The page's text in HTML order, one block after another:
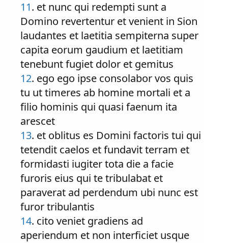
11. et nunc qui redempti sunt a
Domino revertentur et venient in Sion
laudantes et laetitia sempiterna super
capita eorum gaudium et laetitiam
tenebunt fugiet dolor et gemitus
12. ego ego ipse consolabor vos quis
tu ut timeres ab homine mortali et a
filio hominis qui quasi faenum ita
arescet
13. et oblitus es Domini factoris tui qui
tetendit caelos et fundavit terram et
formidasti iugiter tota die a facie
furoris eius qui te tribulabat et
paraverat ad perdendum ubi nunc est
furor tribulantis
14. cito veniet gradiens ad
aperiendum et non interficiet usque